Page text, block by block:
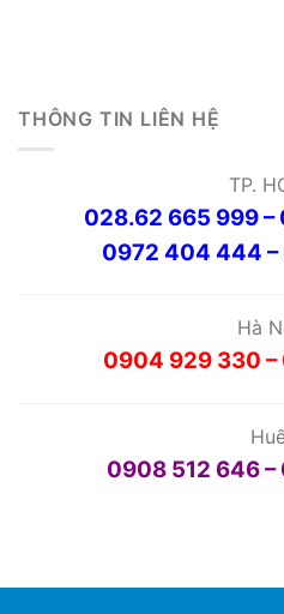
THÔNG TIN LIÊN HỆ
TP.
028.62 665 999
0972 404 444
Hà
0904 929 330
0908 512 646 –